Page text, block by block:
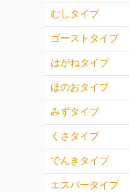
むしタイプ
ゴーストタイプ
はがねタイプ
ほのおタイプ
みずタイプ
くさタイプ
でんきタイプ
エスパータイプ